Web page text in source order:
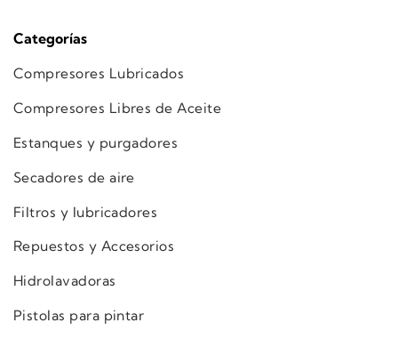
Categorías
Compresores Lubricados
Compresores Libres de Aceite
Estanques y purgadores
Secadores de aire
Filtros y lubricadores
Repuestos y Accesorios
Hidrolavadoras
Pistolas para pintar